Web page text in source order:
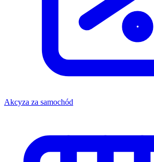
Akcyza za samochód